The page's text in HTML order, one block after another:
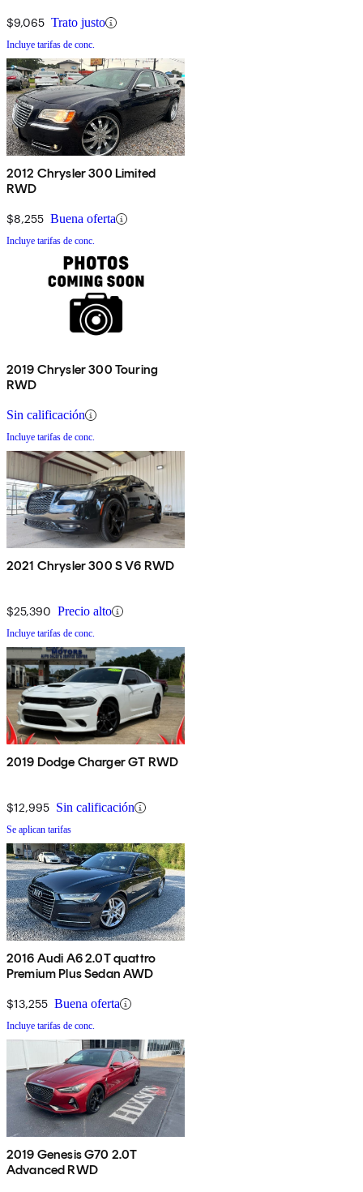
$9,065 Trato justo
Incluye tarifas de conc.
2012 Chrysler 300 Limited
RWD
$8,255 Buena oferta
Incluye tarifas de conc.
2019 Chrysler 300 Touring
RWD
Sin calificación
Incluye tarifas de conc.
2021 Chrysler 300 S V6 RWD
$25,390 Precio alto
Incluye tarifas de conc.
2019 Dodge Charger GT RWD
$12,995 Sin calificación
Se aplican tarifas
2016 Audi A6 2.0T quattro
Premium Plus Sedan AWD
$13,255 Buena oferta
Incluye tarifas de conc.
2019 Genesis G70 2.0T
Advanced RWD